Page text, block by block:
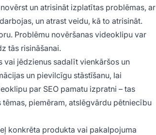
un atrisināt izplatītas problēmas, ar
un atrast veidu, kā to atrisināt.
Problēmu novēršanas videoklipu var
tās risināšanai.
vai jēdzienus sadalīt vienkāršos un
un pievilcīgu stāstīšanu, lai
par SEO pamatu izpratni – tas
piemēram, atslēgvārdu pētniecību
konkrēta produkta vai pakalpojuma